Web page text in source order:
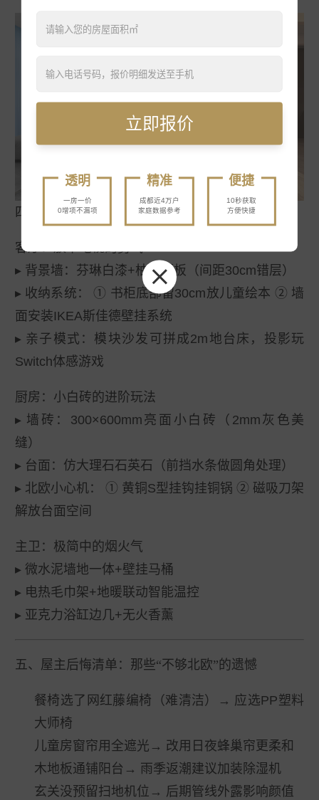
四、空间场景化拆解：那些教科书级的北欧细节
客厅：放下电视的勇气
▸ 背景墙 ：芬琳白漆+柚木隔板（间距30cm错层）
▸ 收纳系统 ： ① 书柜底部留30cm放儿童绘本 ② 墙
面安装IKEA斯佳德壁挂系统
▸ 亲子模式 ：模块沙发可拼成2m地台床，投影玩
Switch体感游戏
厨房：小白砖的进阶玩法
▸ 墙砖 ：300×600mm亮面小白砖（2mm灰色美
缝）
▸ 台面 ：仿大理石石英石（前挡水条做圆角处理）
▸ 北欧小心机： ① 黄铜S型挂钩挂铜锅 ② 磁吸刀架
解放台面空间
主卫：极简中的烟火气
▸ 微水泥墙地一体+壁挂马桶
▸ 电热毛巾架+地暖联动智能温控
▸ 亚克力浴缸边几+无火香薰
五、屋主后悔清单：那些“不够北欧”的遗憾
餐椅选了网红藤编椅（难清洁）→ 应选PP塑料
大师椅
儿童房窗帘用全遮光→ 改用日夜蜂巢帘更柔和
木地板通铺阳台→ 雨季返潮建议加装除湿机
玄关没预留扫地机位→ 后期管线外露影响颜值
立即报价
透明
一房一价
0增项不漏项
精准
成都近4万户
家庭数据参考
便捷
10秒获取
方便快捷